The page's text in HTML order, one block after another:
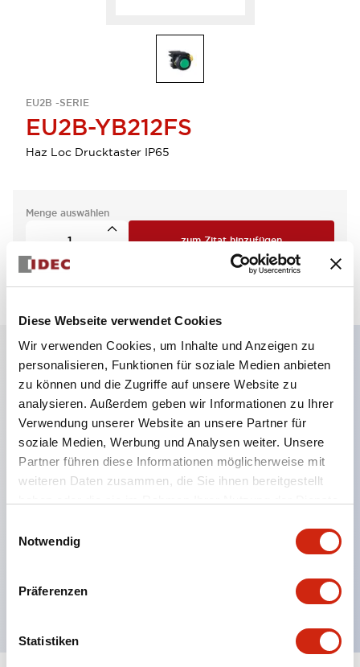
Diese Webseite verwendet Cookies
Wir verwenden Cookies, um Inhalte und Anzeigen zu
personalisieren, Funktionen für soziale Medien anbieten
zu können und die Zugriffe auf unsere Website zu
analysieren. Außerdem geben wir Informationen zu Ihrer
Verwendung unserer Website an unsere Partner für
soziale Medien, Werbung und Analysen weiter. Unsere
Partner führen diese Informationen möglicherweise mit
weiteren Daten zusammen, die Sie ihnen bereitgestellt
Notwendig
Präferenzen
Statistiken
EU2B -SERIE
EU2B-YB212FS
Haz Loc Drucktaster IP65
Menge auswählen
zum Zitat hinzufügen
Hauptmerkmale
Anwendbar in potenziell explosionsgefährdeten
Atmosphären
Bis zu 3 Kontaktblöcke
Finger-sichere (IP20) Schraubklemmen verfügbar